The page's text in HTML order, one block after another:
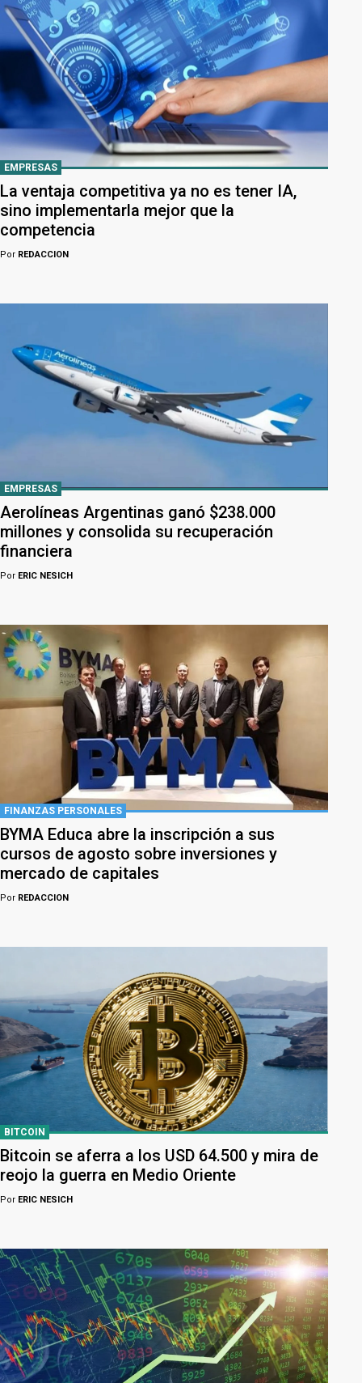
EMPRESAS
La ventaja competitiva ya no es tener IA,
sino implementarla mejor que la
competencia
Por REDACCION
EMPRESAS
Aerolíneas Argentinas ganó $238.000
millones y consolida su recuperación
financiera
Por ERIC NESICH
FINANZAS PERSONALES
BYMA Educa abre la inscripción a sus
cursos de agosto sobre inversiones y
mercado de capitales
Por REDACCION
BITCOIN
Bitcoin se aferra a los USD 64.500 y mira de
reojo la guerra en Medio Oriente
Por ERIC NESICH